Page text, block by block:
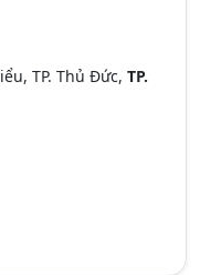
TP. Thủ Đức, TP.